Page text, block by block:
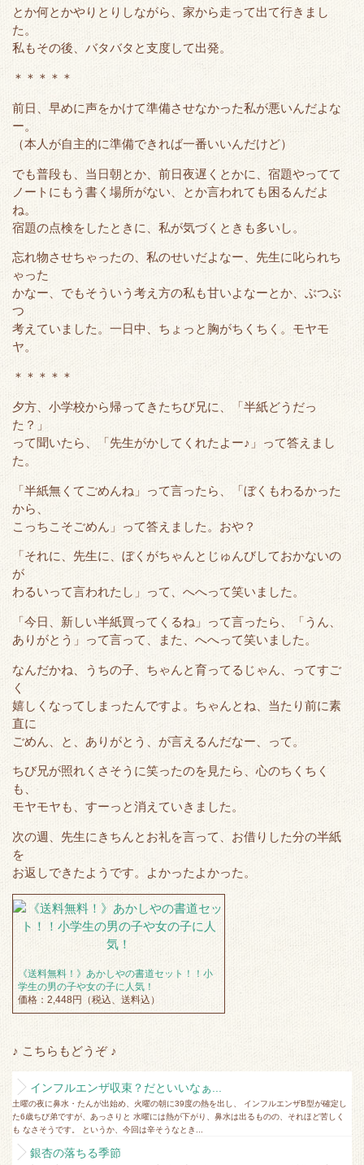
とか何とかやりとりしながら、家から走って出て行きまし
た。
私もその後、バタバタと支度して出発。
＊＊＊＊＊
前日、早めに声をかけて準備させなかった私が悪いんだよな
ー。
（本人が自主的に準備できれば一番いいんだけど）
でも普段も、当日朝とか、前日夜遅くとかに、宿題やってて
ノートにもう書く場所がない、とか言われても困るんだよ
ね。
宿題の点検をしたときに、私が気づくときも多いし。
忘れ物させちゃったの、私のせいだよなー、先生に叱られち
ゃった
かなー、でもそういう考え方の私も甘いよなーとか、ぶつぶ
つ
考えていました。一日中、ちょっと胸がちくちく。モヤモ
ヤ。
＊＊＊＊＊
夕方、小学校から帰ってきたちび兄に、「半紙どうだっ
た？」
って聞いたら、「先生がかしてくれたよー♪」って答えまし
た。
「半紙無くてごめんね」って言ったら、「ぼくもわるかった
から、
こっちこそごめん」って答えました。おや？
「それに、先生に、ぼくがちゃんとじゅんびしておかないの
が
わるいって言われたし」って、へへって笑いました。
「今日、新しい半紙買ってくるね」って言ったら、「うん、
ありがとう」って言って、また、へへって笑いました。
なんだかね、うちの子、ちゃんと育ってるじゃん、ってすご
く
嬉しくなってしまったんですよ。ちゃんとね、当たり前に素
直に
ごめん、と、ありがとう、が言えるんだなー、って。
ちび兄が照れくさそうに笑ったのを見たら、心のちくちく
も、
モヤモヤも、すーっと消えていきました。
次の週、先生にきちんとお礼を言って、お借りした分の半紙
を
お返しできたようです。よかったよかった。
《送料無料！》あかしやの書道セット！！小
学生の男の子や女の子に人気！
価格：2,448円（税込、送料込）
♪ こちらもどうぞ ♪
インフルエンザ収束？だといいなぁ...
土曜の夜に鼻水・たんが出始め、火曜の朝に39度の熱を出し、 インフルエンザB型が確定し
た6歳ちび弟ですが、あっさりと 水曜には熱が下がり、鼻水は出るものの、それほど苦しく
も なさそうです。 というか、今回は辛そうなとき...
銀杏の落ちる季節